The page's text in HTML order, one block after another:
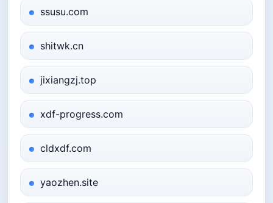
ssusu.com
shitwk.cn
jixiangzj.top
xdf-progress.com
cldxdf.com
yaozhen.site